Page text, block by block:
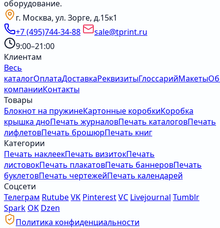
оборудование.
г. Москва, ул. Зорге, д.15к1
+7 (495)744-34-88
sale@tprint.ru
9:00–21:00
Клиентам
Весь
каталогОплатаДоставкаРеквизитыГлоссарийМакеты
компанииКонтакты
Товары
Блокнот на пружинеКартонные коробкиКоробка
крышка дноПечать журналовПечать каталоговПечать
лифлетовПечать брошюрПечать книг
Категории
Печать наклеекПечать визитокПечать
листовокПечать плакатовПечать баннеровПечать
буклетовПечать чертежейПечать календарей
Соцсети
Телеграм RutubeVK PinterestVC Livejournal Tumblr
Spark OK Dzen
Политика конфиденциальности